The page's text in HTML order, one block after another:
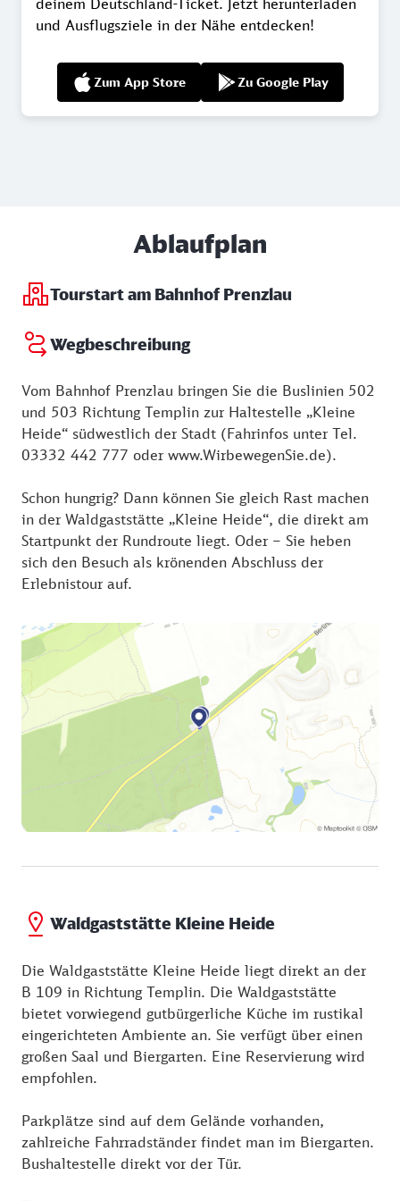
und Ausflugsziele in der Nähe entdecken!
Zum App Store Zu Google Play
Ablaufplan
Tourstart am Bahnhof Prenzlau
Wegbeschreibung
Vom Bahnhof Prenzlau bringen Sie die Buslinien 502
und 503 Richtung Templin zur Haltestelle „Kleine
Heide“ südwestlich der Stadt (Fahrinfos unter Tel.
03332 442 777 oder www.WirbewegenSie.de).
Schon hungrig? Dann können Sie gleich Rast machen
in der Waldgaststätte „Kleine Heide“, die direkt am
Startpunkt der Rundroute liegt. Oder – Sie heben
sich den Besuch als krönenden Abschluss der
Erlebnistour auf.
Waldgaststätte Kleine Heide
Die Waldgaststätte Kleine Heide liegt direkt an der
B 109 in Richtung Templin. Die Waldgaststätte
bietet vorwiegend gutbürgerliche Küche im rustikal
eingerichteten Ambiente an. Sie verfügt über einen
großen Saal und Biergarten. Eine Reservierung wird
empfohlen.
Parkplätze sind auf dem Gelände vorhanden,
zahlreiche Fahrradständer findet man im Biergarten.
Bushaltestelle direkt vor der Tür.